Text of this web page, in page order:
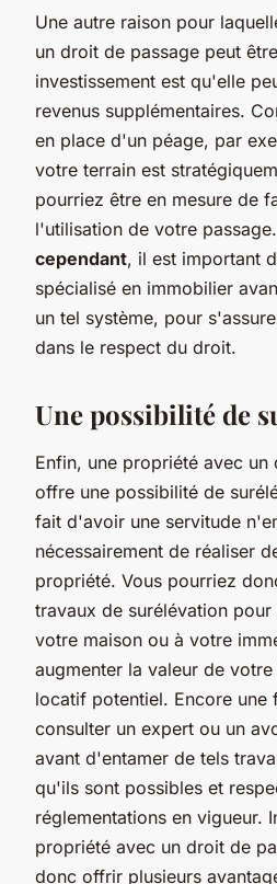
Une autre raison pour
un droit de passage peut
investissement est qu'elle
revenus supplémentaires.
en place d'un péage, par
votre terrain est
pourriez être en mesure de
l'utilisation de votre passage.
cependant, il est important
spécialisé en immobilier
un tel système, pour
dans le respect du droit.
Une possibilité de
Enfin, une propriété avec un
offre une possibilité de
fait d'avoir une servitude
nécessairement de réaliser
propriété. Vous pourriez
travaux de surélévation
votre maison ou à votre
augmenter la valeur de
locatif potentiel. Encore une
consulter un expert ou un
avant d'entamer de tels
qu'ils sont possibles et
réglementations en vigueur.
propriété avec un droit de
donc offrir plusieurs